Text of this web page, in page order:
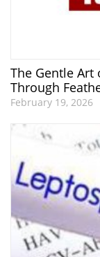
The Gentle
Through
February 19, 2026